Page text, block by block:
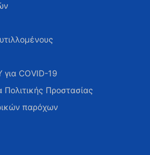
COVID-19
Πολιτικής Προστασίας
παρόχων